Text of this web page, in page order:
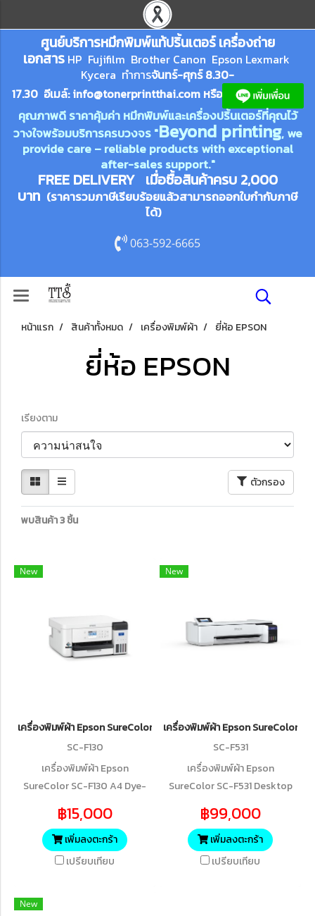
ศูนย์บริการหมึกพิมพ์แท้ปริ้นเตอร์ เครื่องถ่าย
เอกสาร HP Fujifilm Brother Canon Epson Lexmark
Kycera ทำการจันทร์-ศุกร์ 8.30-
17.30 อีเมล์:info@tonerprintthai.com หรือ
คุณภาพดี ราคาคุ้มค่า หมึกพิมพ์และเครื่องปริ้นเตอร์ที่คุณไว้
วางใจพร้อมบริการครบวงจร "Beyond printing, we
provide care – reliable products with exceptional
after-sales support."
FREE DELIVERY เมื่อซื้อสินค้าครบ 2,000
บาท (ราคารวมภาษีเรียบร้อยแล้วสามารถออกใบกำกับภาษี
ได้)
063-592-6665
หน้าแรก สินค้าทั้งหมด เครื่องพิมพ์ผ้า ยี่ห้อ EPSON
ยี่ห้อ EPSON
เรียงตาม
ตัวกรอง
พบสินค้า 3 ชิ้น
New
เครื่องพิมพ์ผ้า Epson SureColor SC-F130 A4 Dye-Sublimation
SC-F130
เครื่องพิมพ์ผ้า Epson
SureColor SC-F130 A4 Dye-
฿15,000
เพิ่มลงตะกร้า
เปรียบเทียบ
New
เครื่องพิมพ์ผ้า Epson SureColor
SC-F531
เครื่องพิมพ์ผ้า Epson
SureColor SC-F531 Desktop
Printer
฿99,000
เพิ่มลงตะกร้า
เปรียบเทียบ
New